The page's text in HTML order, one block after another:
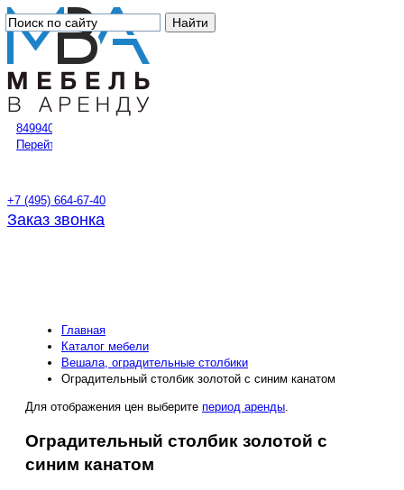
84994083557@mail.ru
Перейти в корзину
+7 (495) 664-67-40
Заказ звонка
Главная
Каталог мебели
Вешала, оградительные столбики
Оградительный столбик золотой с синим канатом
Для отображения цен выберите период аренды.
Оградительный столбик золотой с
синим канатом